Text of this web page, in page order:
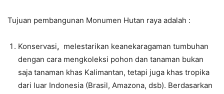
Tujuan pembangunan Monumen Hutan raya adalah :
Konservasi, melestarikan keanekaragaman tumbuhan
dengan cara mengkoleksi pohon dan tanaman bukan
saja tanaman khas Kalimantan, tetapi juga khas tropika
dari luar Indonesia (Brasil, Amazona, dsb). Berdasarkan